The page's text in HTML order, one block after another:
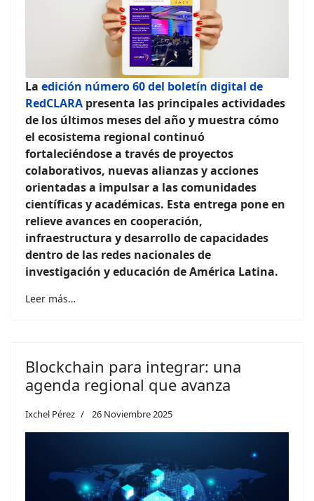
La edición número 60 del boletín digital de
RedCLARA presenta las principales actividades
de los últimos meses del año y muestra cómo
el ecosistema regional continuó
fortaleciéndose a través de proyectos
colaborativos, nuevas alianzas y acciones
orientadas a impulsar a las comunidades
científicas y académicas. Esta entrega pone en
relieve avances en cooperación,
infraestructura y desarrollo de capacidades
dentro de las redes nacionales de
investigación y educación de América Latina.
Leer más…
Blockchain para integrar: una
agenda regional que avanza
Ixchel Pérez 26 Noviembre 2025